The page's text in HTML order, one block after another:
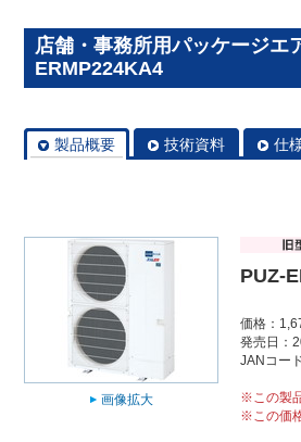
店舗・事務所用パッケージエ
ERMP224KA4
製品概要 技術資料 仕
画像拡大
PUZ-
価格：
発売日：
JANコー
※この製
※この価